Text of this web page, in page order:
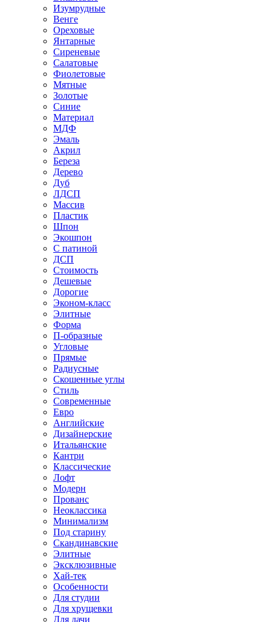
Изумрудные
Венге
Ореховые
Янтарные
Сиреневые
Салатовые
Фиолетовые
Мятные
Золотые
Синие
Материал
МДФ
Эмаль
Акрил
Береза
Дерево
Дуб
ЛДСП
Массив
Пластик
Шпон
Экошпон
С патиной
ДСП
Стоимость
Дешевые
Дорогие
Эконом-класс
Элитные
Форма
П-образные
Угловые
Прямые
Радиусные
Скошенные углы
Стиль
Современные
Евро
Английские
Дизайнерские
Итальянские
Кантри
Классические
Лофт
Модерн
Прованс
Неоклассика
Минимализм
Под старину
Скандинавские
Элитные
Эксклюзивные
Хай-тек
Особенности
Для студии
Для хрущевки
Для дачи